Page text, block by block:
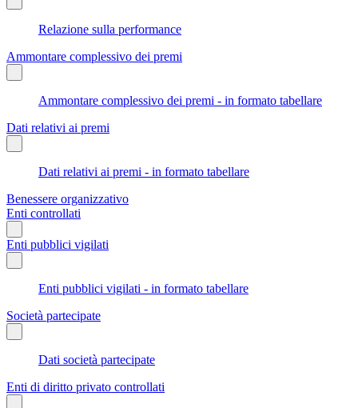
Relazione sulla performance
Ammontare complessivo dei premi
Ammontare complessivo dei premi - in formato tabellare
Dati relativi ai premi
Dati relativi ai premi - in formato tabellare
Benessere organizzativo
Enti controllati
Enti pubblici vigilati
Enti pubblici vigilati - in formato tabellare
Società partecipate
Dati società partecipate
Enti di diritto privato controllati